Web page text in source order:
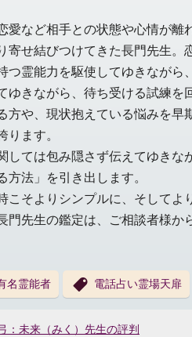
愛など相手との状態や心情が離
寄せ結びつけてきた長門先生。
つ霊能力を駆使してゆきながら
ゆきながら、待ち受ける試練を
方や、現状抱えている悩みを早
ります。
しては包み隠さず伝えてゆきな
方法」を引き出します。
こそよりシンプルに、そしてよ
門先生の鑑定は、ご相談者様か
名霊能者 電話占い霊場天扉
：未来（みく）先生の評判